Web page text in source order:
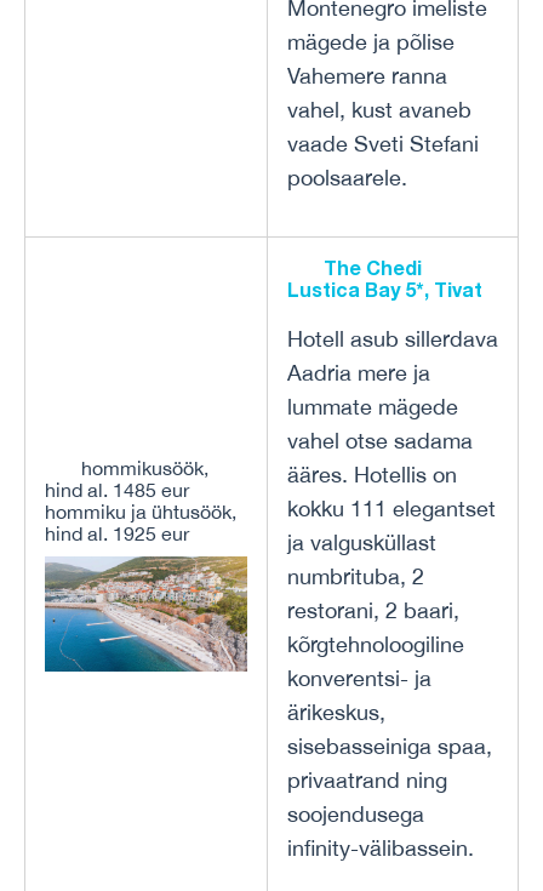
Montenegro imeliste
mägede ja põlise
Vahemere ranna
vahel, kust avaneb
vaade Sveti Stefani
poolsaarele.
hommikusöök,
hind al. 1485 eur
hommiku ja ühtusöök,
hind al. 1925 eur
The Chedi
Lustica Bay 5*, Tivat
Hotell asub sillerdava
Aadria mere ja
lummate mägede
vahel otse sadama
ääres. Hotellis on
kokku 111 elegantset
ja valgusküllast
numbrituba, 2
restorani, 2 baari,
kõrgtehnoloogiline
konverentsi- ja
ärikeskus,
sisebasseiniga spaa,
privaatrand ning
soojendusega
infinity-välibassein.